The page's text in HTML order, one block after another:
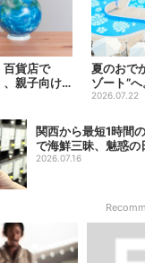
百貨店で
、親子向け
！入場無
夏のおで
ゾート”
も、休日
2026.07.22
関西から最短1時間
で海鮮三昧、魅惑の
も
2026.07.16